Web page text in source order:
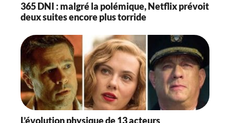
365 DNI : malgré la polémique, Netflix prévoit
deux suites encore plus torride
L’évolution physique de 13 acteurs